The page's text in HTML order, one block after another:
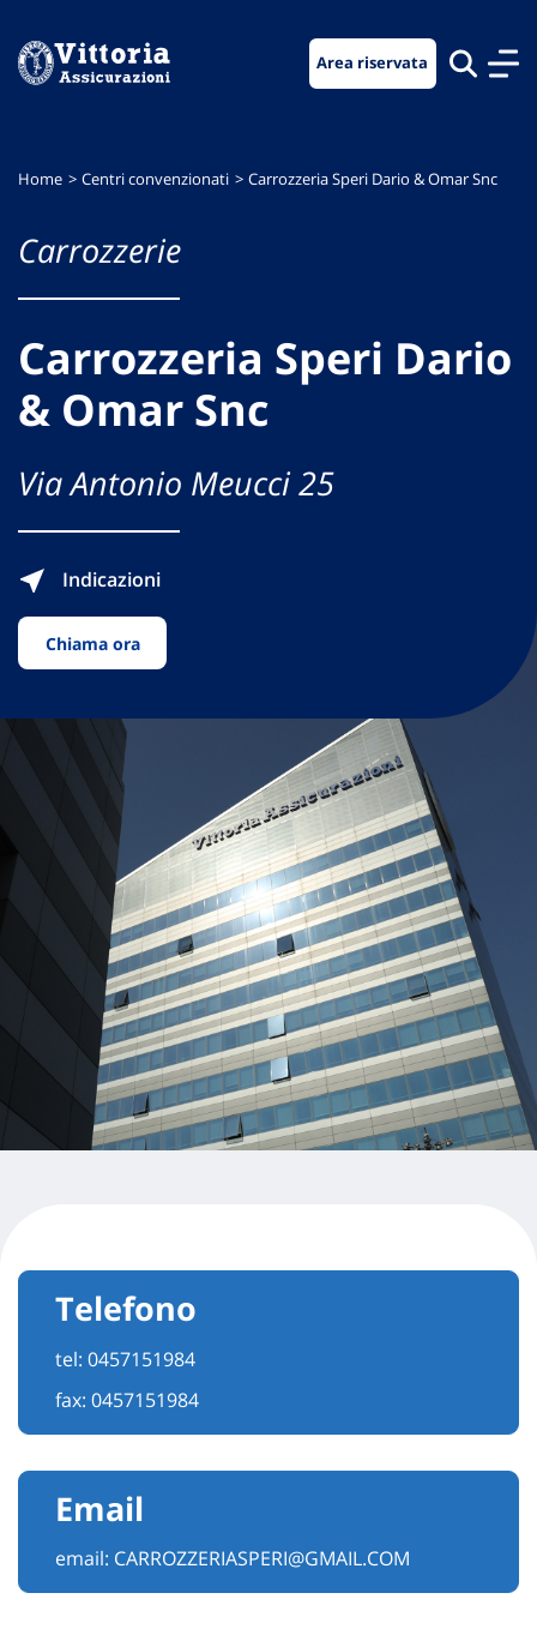
menu
contenuto
footer
Area riservata
Home Centri convenzionati Carrozzeria Speri Dario & Omar Snc
Carrozzerie
Carrozzeria Speri Dario
& Omar Snc
Via Antonio Meucci 25
Indicazioni
Chiama ora
Telefono
tel: 0457151984
fax: 0457151984
Email
email: CARROZZERIASPERI@GMAIL.COM